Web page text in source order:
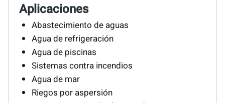
Aplicaciones
Abastecimiento de aguas
Agua de refrigeración
Agua de piscinas
Sistemas contra incendios
Agua de mar
Riegos por aspersión